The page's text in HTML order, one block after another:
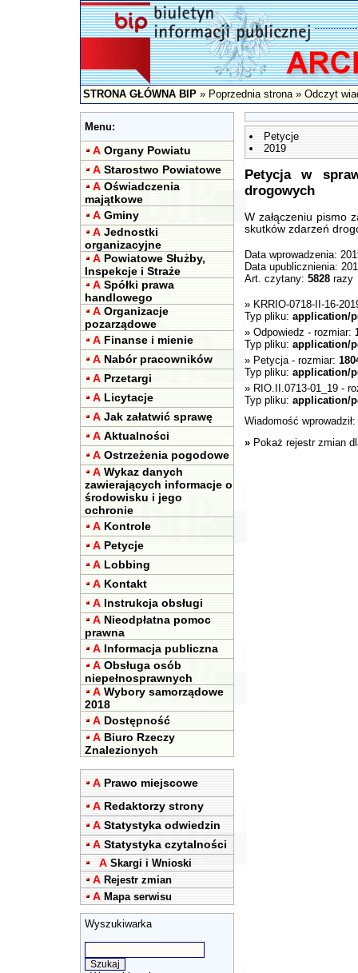
STRONA GŁÓWNA BIP»Poprzednia strona» Odczyt
Menu:
A Organy Powiatu
A Starostwo Powiatowe
A Oświadczenia
majątkowe
A Gminy
A Jednostki
organizacyjne
A Powiatowe Służby,
Inspekcje i Straże
A Spółki prawa
handlowego
A Organizacje
pozarządowe
A Finanse i mienie
A Nabór pracowników
A Przetargi
A Licytacje
A Jak załatwić sprawę
A Aktualności
A Ostrzeżenia pogodowe
A Wykaz danych
zawierających informacje o
środowisku i jego
ochronie
A Kontrole
A Petycje
A Lobbing
A Kontakt
A Instrukcja obsługi
A Nieodpłatna pomoc
prawna
A Informacja publiczna
A Obsługa osób
niepełnosprawnych
A Wybory samorządowe
2018
A Dostępność
A Biuro Rzeczy
Znalezionych
A Prawo miejscowe
A Redaktorzy strony
A Statystyka odwiedzin
A Statystyka czytalności
A Skargi i Wnioski
A Rejestr zmian
A Mapa serwisu
Wyszukiwarka
Petycje
2019
Petycja w
drogowych
W załączeniu pismo
skutków zdarzeń
Data wprowadzenia:
Data upublicznienia:
Art. czytany: 5828razy
» KRRIO-0718-II-16-
Typ pliku: application/
» Odpowiedz - rozmiar:
Typ pliku: application/
» Petycja- rozmiar:
Typ pliku: application/
» RIO.II.0713-01_19-
Typ pliku: application/
Wiadomość wprowadził:
» Pokaż rejestr zmian